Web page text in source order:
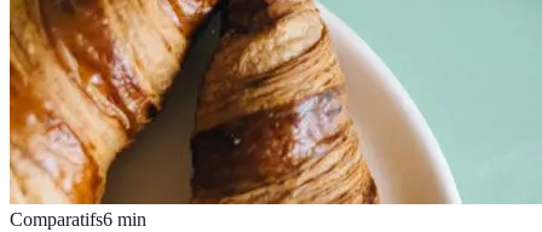
Comparatifs6 min